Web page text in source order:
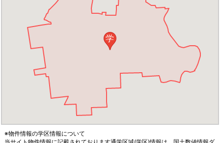
学
※物件情報の学区情報について